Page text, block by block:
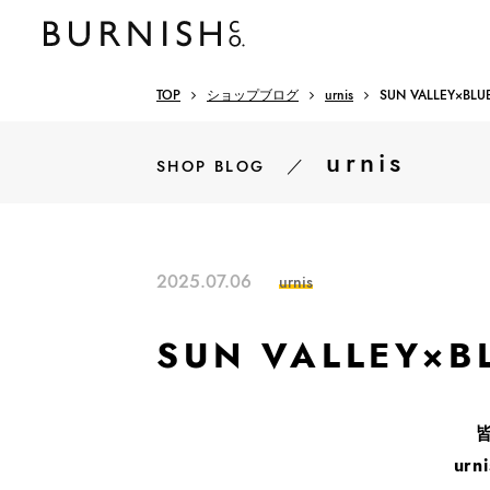
TOP ショップブログ urnis SUN
SHOP BLOG ／ urnis
2025.07.06 urnis
SUN